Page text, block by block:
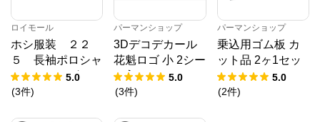
ロイモール
ホシ服装 ２２
５ 長袖ポロシャ
ツ ６ネイビー
Ｌ
5.0
(3件)
パーマンショップ
3Dデコデカール
花魁ロゴ 小 2シー
ト入り
5.0
(3件)
パーマンショップ
乗込用ゴム板 カ
ット品 2ヶ1セッ
ト
5.0
(2件)